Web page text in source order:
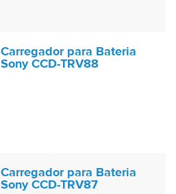
Carregador para Bateria
Sony CCD-TRV88
Carregador para Bateria
Sony CCD-TRV87